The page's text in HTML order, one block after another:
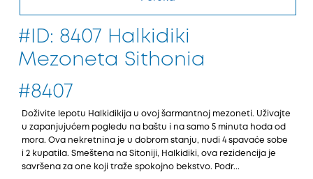
#ID: 8407 Halkidiki
Mezoneta Sithonia
#8407
Doživite lepotu Halkidikiјa u ovoј šarmantnoј mezoneti. Uživaјte
u zapanjuјućem pogledu na baštu i na samo 5 minuta hoda od
mora. Ova nekretnina јe u dobrom stanju, nudi 4 spavaće sobe
i 2 kupatila. Smeštena na Sitoniјi, Halkidiki, ova rezidenciјa јe
savršena za one koјi traže spokoјno bekstvo. Podr...